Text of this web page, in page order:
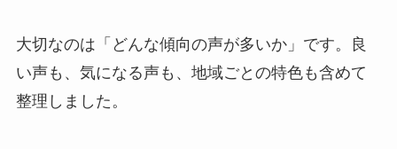
大切なのは「どんな傾向の声が多いか」です。良
い声も、気になる声も、地域ごとの特色も含めて
整理しました。